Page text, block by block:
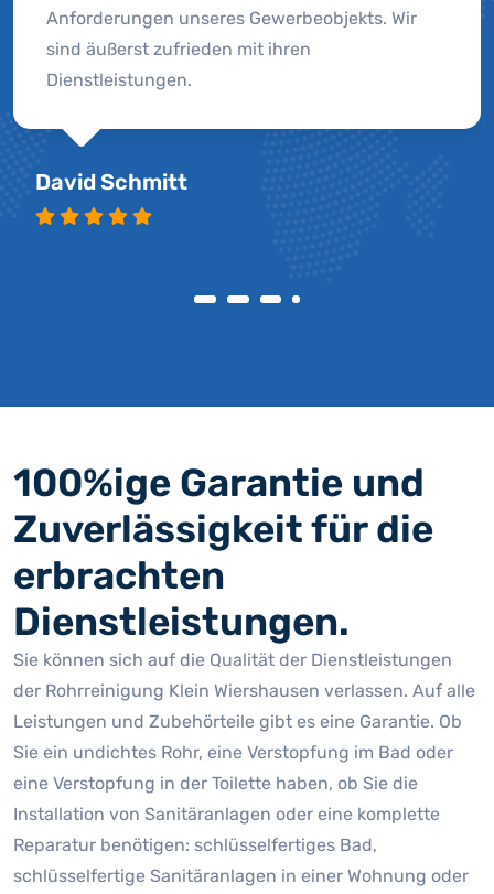
Anforderungen unseres Gewerbeobjekts. Wir
sind äußerst zufrieden mit ihren
Dienstleistungen.
David Schmitt
100%ige Garantie und
Zuverlässigkeit für die
erbrachten
Dienstleistungen.
Sie können sich auf die Qualität der Dienstleistungen
der Rohrreinigung Klein Wiershausen verlassen. Auf alle
Leistungen und Zubehörteile gibt es eine Garantie. Ob
Sie ein undichtes Rohr, eine Verstopfung im Bad oder
eine Verstopfung in der Toilette haben, ob Sie die
Installation von Sanitäranlagen oder eine komplette
Reparatur benötigen: schlüsselfertiges Bad,
schlüsselfertige Sanitäranlagen in einer Wohnung oder